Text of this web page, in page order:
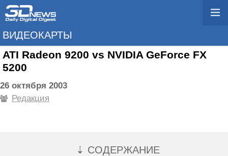
ВИДЕОКАРТЫ
ATI Radeon 9200 vs NVIDIA GeForce FX
5200
26 октября 2003
Редакция
⇣ СОДЕРЖАНИЕ